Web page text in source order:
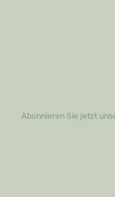
Abonnieren Sie jetzt